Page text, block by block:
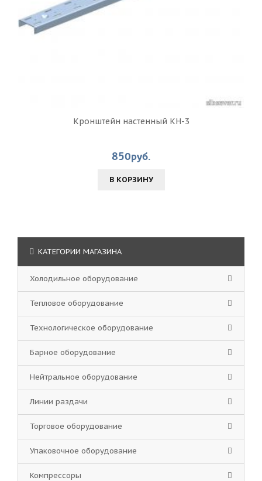
Кронштейн настенный КН-3
850руб.
В КОРЗИНУ
КАТЕГОРИИ МАГАЗИНА
Холодильное оборудование
Тепловое оборудование
Технологическое оборудование
Барное оборудование
Нейтральное оборудование
Линии раздачи
Торговое оборудование
Упаковочное оборудование
Компрессоры